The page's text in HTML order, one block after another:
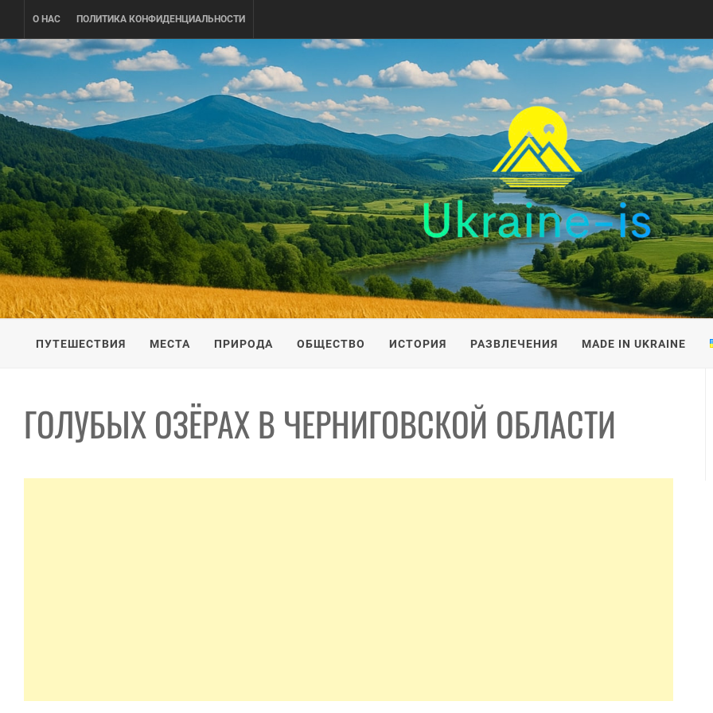
content
О НАС ПОЛИТИКА КОНФИДЕНЦИАЛЬНОСТИ
UKRAINE-IS
ПУТЕШЕСТВИЕ ПО УКРАИНЕ
ПУТЕШЕСТВИЯ МЕСТА ПРИРОДА ОБЩЕСТВО ИСТОРИЯ РАЗВЛЕЧЕНИЯ MADE IN UKRAINE
ГОЛУБЫХ ОЗЁРАХ В ЧЕРНИГОВСКОЙ ОБЛАСТИ